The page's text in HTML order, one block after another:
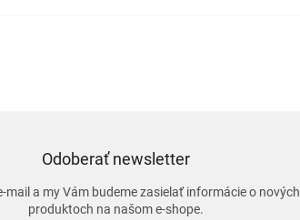
Odoberať newsletter
mail a my Vám budeme zasielať informácie o nových
produktoch na našom e-shope.